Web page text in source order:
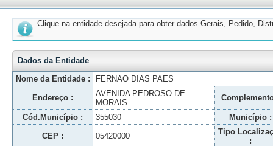
Clique na entidade desejada para obter dados Gerais, Pedido,
Dados da Entidade
Nome da Entidade :
FERNAO DIAS PAES
Endereço :
AVENIDA PEDROSO DE
MORAIS
Cód.Município : 355030 Município :
CEP : 05420000
Tipo
: